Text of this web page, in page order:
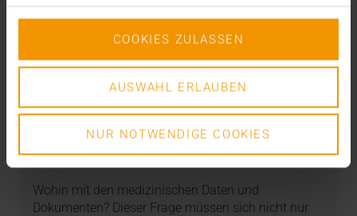
COOKIES ZULASSEN
AUSWAHL ERLAUBEN
NUR NOTWENDIGE COOKIES
Archivlösung in Rehazentren: Das HCM
als KIS-Kompagnon
Wohin mit den medizinischen Daten und
Dokumenten? Dieser Frage müssen sich nicht nur